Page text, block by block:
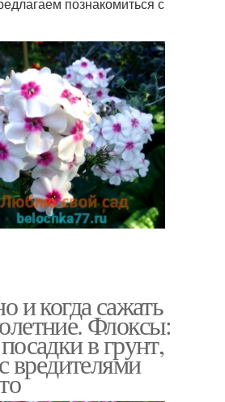
познакомиться с
и когда сажать
Флоксы:
в грунт,
вредителями